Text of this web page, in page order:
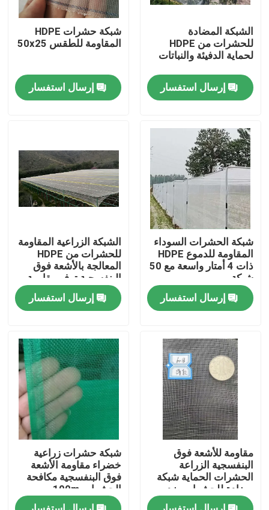
منزل
المنتجات
حول بنا
ضبط الجودة
اتصل بنا
طلب اقتباس
Russian website
الستار المغناطيسي للباب
شاشة النافذة
شبكة ظلال PE
الشبكة المضادة
للحشرات من HDPE
لحماية الدفيئة والنباتات
إرسال استفسار
شبكة حشرات HDPE
المقاومة للطقس 50x25
إرسال استفسار
شبكة الحشرات السوداء
المقاومة للدموع HDPE
ذات 4 أمتار واسعة مع 50
شبكة
إرسال استفسار
الشبكة الزراعية المقاومة
للحشرات من HDPE
المعالجة بالأشعة فوق
البنفسجية توفر مقاومة
للدموع
إرسال استفسار
مقاومة للأشعة فوق
البنفسجية الزراعة
الحشرات الحماية شبكة
مضادة للحشرات ضد
الدموع مع 60 شبكة
شبكة حشرات زراعية
خضراء مقاومة الأشعة
فوق البنفسجية مكافحة
الحشرات 100m